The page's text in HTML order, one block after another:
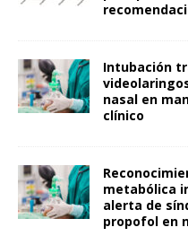
Intubación
nasal en
clínico
metabólica
alerta de
propofol en